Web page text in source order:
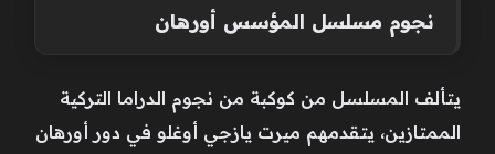
نجوم مسلسل المؤسس أورهان
يتألف المسلسل من كوكبة من نجوم الدراما التركية
الممتازين، يتقدمهم ميرت يازجي أوغلو في دور أورهان